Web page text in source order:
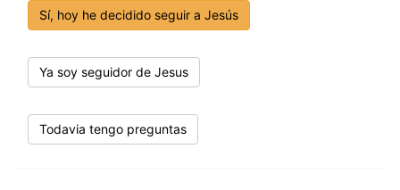
Sí, hoy he decidido seguir a Jesús
Ya soy seguidor de Jesus
Todavia tengo preguntas